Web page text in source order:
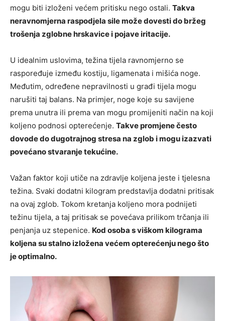
mogu biti izloženi većem pritisku nego ostali. Takva
neravnomjerna raspodjela sile može dovesti do bržeg
trošenja zglobne hrskavice i pojave iritacije.
U idealnim uslovima, težina tijela ravnomjerno se
raspoređuje između kostiju, ligamenata i mišića noge.
Međutim, određene nepravilnosti u građi tijela mogu
narušiti taj balans. Na primjer, noge koje su savijene
prema unutra ili prema van mogu promijeniti način na koji
koljeno podnosi opterećenje. Takve promjene često
dovode do dugotrajnog stresa na zglob i mogu izazvati
povećano stvaranje tekućine.
Važan faktor koji utiče na zdravlje koljena jeste i tjelesna
težina. Svaki dodatni kilogram predstavlja dodatni pritisak
na ovaj zglob. Tokom kretanja koljeno mora podnijeti
težinu tijela, a taj pritisak se povećava prilikom trčanja ili
penjanja uz stepenice. Kod osoba s viškom kilograma
koljena su stalno izložena većem opterećenju nego što
je optimalno.